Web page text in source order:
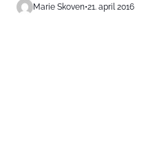
Marie Skoven•21. april 2016